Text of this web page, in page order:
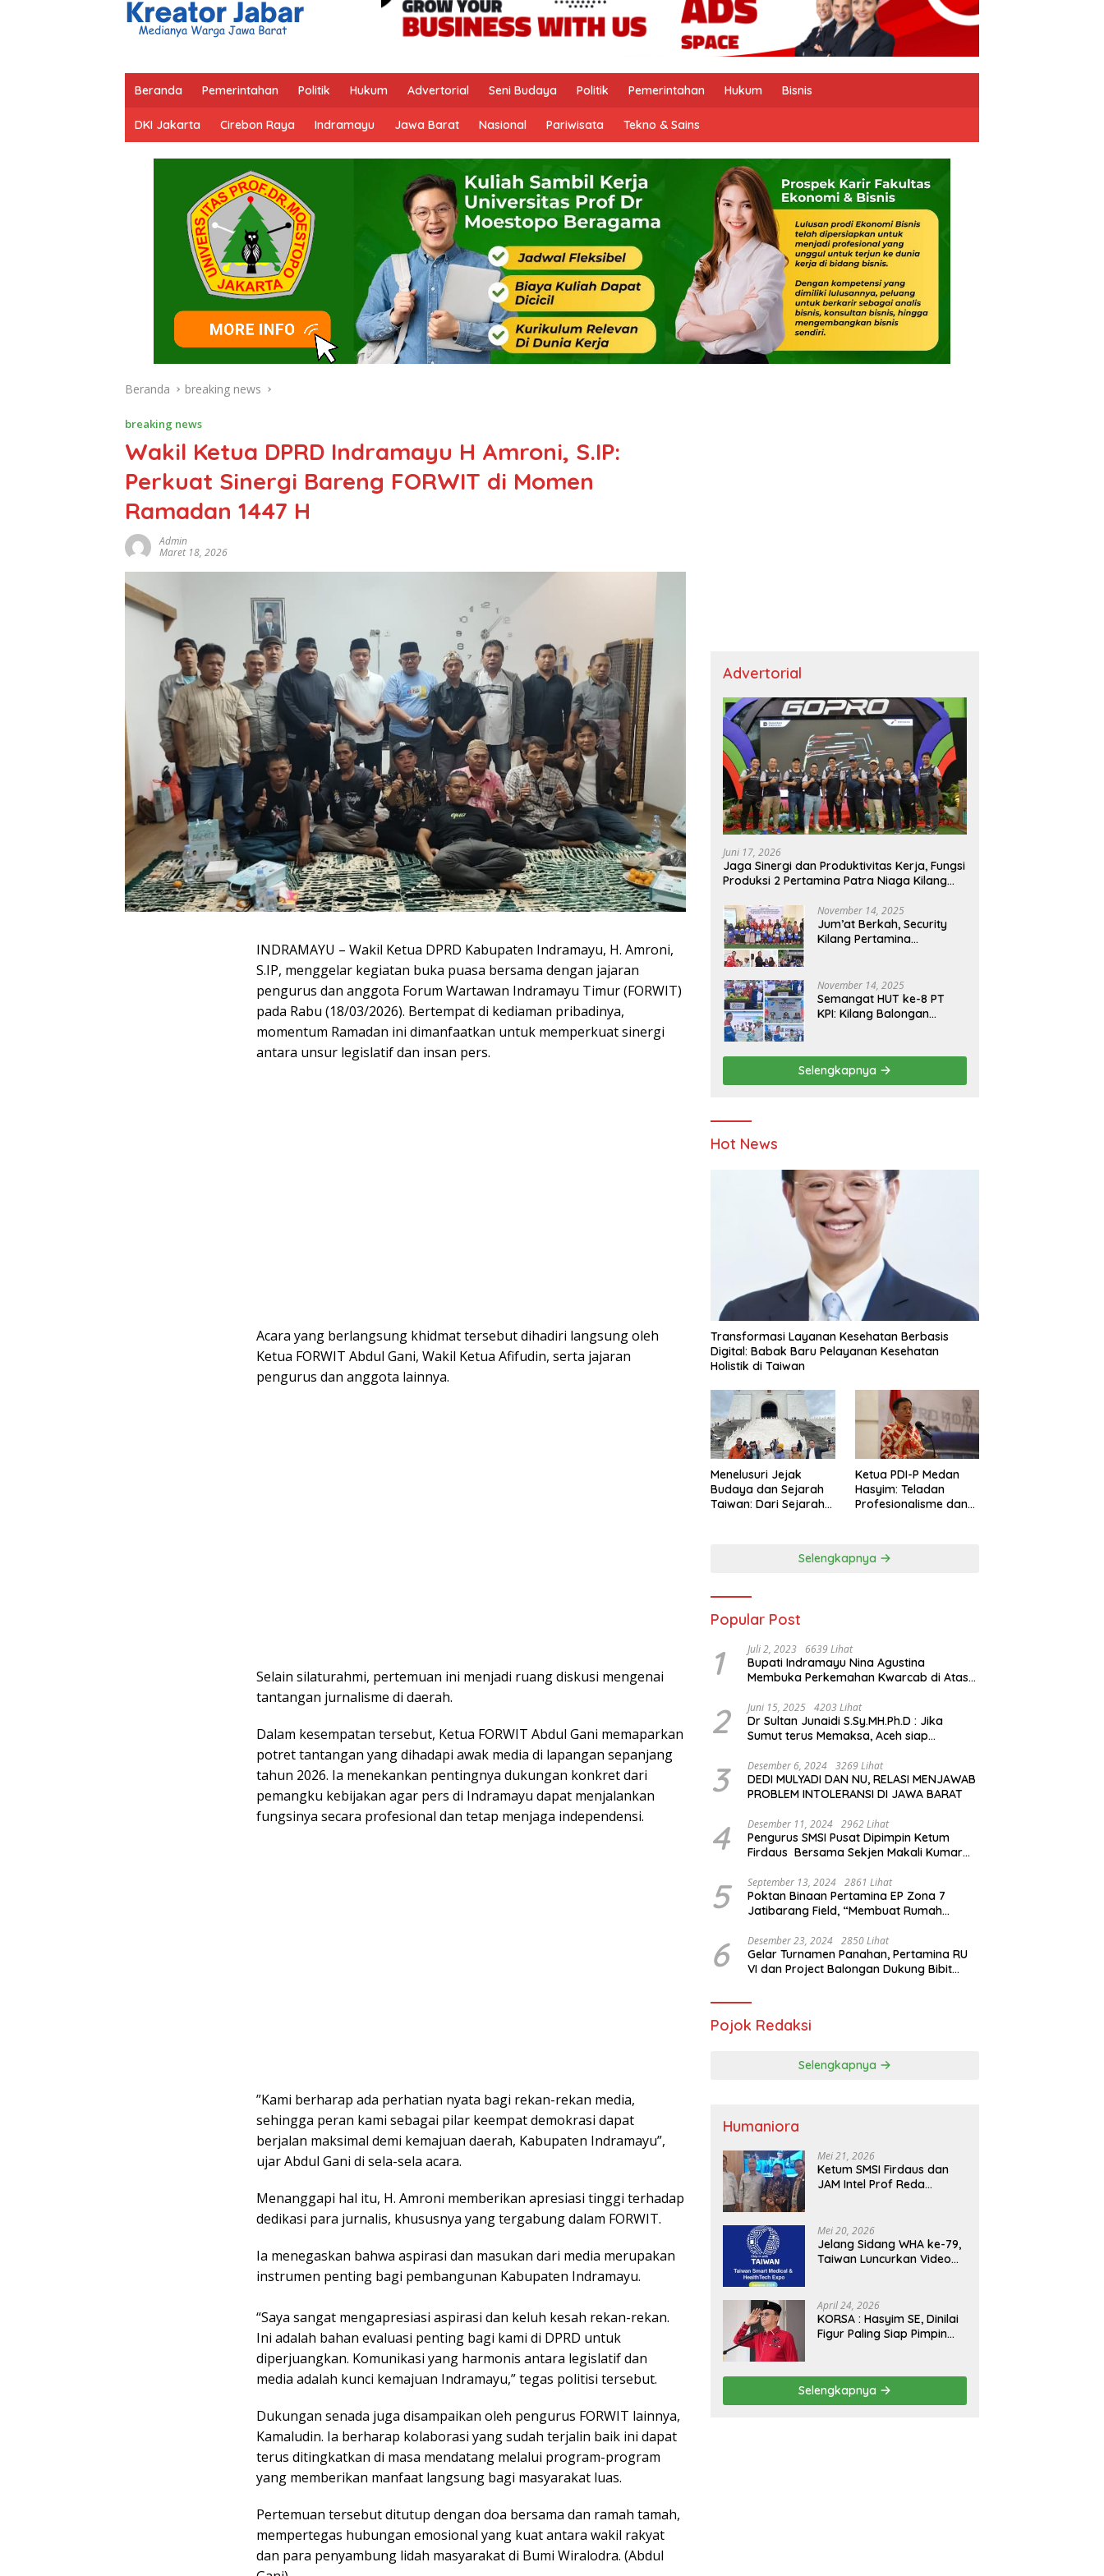
Beranda Pemerintahan Politik Hukum Advertorial Seni Budaya Politik Pemerintahan Hukum Bisnis
DKI Jakarta Cirebon Raya Indramayu Jawa Barat Nasional Pariwisata Tekno & Sains
Beranda breaking news
breaking news
Wakil Ketua DPRD Indramayu H Amroni, S.IP:
Perkuat Sinergi Bareng FORWIT di Momen
Ramadan 1447 H
Admin
Maret 18, 2026
INDRAMAYU – Wakil Ketua DPRD Kabupaten Indramayu, H. Amroni,
S.IP, menggelar kegiatan buka puasa bersama dengan jajaran
pengurus dan anggota Forum Wartawan Indramayu Timur (FORWIT)
pada Rabu (18/03/2026). Bertempat di kediaman pribadinya,
momentum Ramadan ini dimanfaatkan untuk memperkuat sinergi
antara unsur legislatif dan insan pers.
​Acara yang berlangsung khidmat tersebut dihadiri langsung oleh
Ketua FORWIT Abdul Gani, Wakil Ketua Afifudin, serta jajaran
pengurus dan anggota lainnya.
Selain silaturahmi, pertemuan ini menjadi ruang diskusi mengenai
tantangan jurnalisme di daerah.
​Dalam kesempatan tersebut, Ketua FORWIT Abdul Gani memaparkan
potret tantangan yang dihadapi awak media di lapangan sepanjang
tahun 2026. Ia menekankan pentingnya dukungan konkret dari
pemangku kebijakan agar pers di Indramayu dapat menjalankan
fungsinya secara profesional dan tetap menjaga independensi.
​”Kami berharap ada perhatian nyata bagi rekan-rekan media,
sehingga peran kami sebagai pilar keempat demokrasi dapat
berjalan maksimal demi kemajuan daerah, Kabupaten Indramayu”,
ujar Abdul Gani di sela-sela acara.
​Menanggapi hal itu, H. Amroni memberikan apresiasi tinggi terhadap
dedikasi para jurnalis, khususnya yang tergabung dalam FORWIT.
Ia menegaskan bahwa aspirasi dan masukan dari media merupakan
instrumen penting bagi pembangunan Kabupaten Indramayu.
“Saya sangat mengapresiasi aspirasi dan keluh kesah rekan-rekan.
Ini adalah bahan evaluasi penting bagi kami di DPRD untuk
diperjuangkan. Komunikasi yang harmonis antara legislatif dan
media adalah kunci kemajuan Indramayu,” tegas politisi tersebut.
​Dukungan senada juga disampaikan oleh pengurus FORWIT lainnya,
Kamaludin. Ia berharap kolaborasi yang sudah terjalin baik ini dapat
terus ditingkatkan di masa mendatang melalui program-program
yang memberikan manfaat langsung bagi masyarakat luas.
​Pertemuan tersebut ditutup dengan doa bersama dan ramah tamah,
mempertegas hubungan emosional yang kuat antara wakil rakyat
dan para penyambung lidah masyarakat di Bumi Wiralodra. (Abdul
Advertorial
Juni 17, 2026
Jaga Sinergi dan Produktivitas Kerja, Fungsi
Produksi 2 Pertamina Patra Niaga Kilang
November 14, 2025
Jum’at Berkah, Security
Kilang Pertamina
November 14, 2025
Semangat HUT ke-8 PT
KPI: Kilang Balongan
Berbagi Bersama
Penyandang Disabilitas
dan Yayasan Pendidikan
Selengkapnya
Hot News
Transformasi Layanan Kesehatan Berbasis
Digital: Babak Baru Pelayanan Kesehatan
Holistik di Taiwan
Menelusuri Jejak
Budaya dan Sejarah
Taiwan: Dari Sejarah
Sejarah Chiang Kai-
Ketua PDI-P Medan
Hasyim: Teladan
Profesionalisme dan
Selengkapnya
Popular Post
1 Juli 2, 2023 6639 Lihat
Bupati Indramayu Nina Agustina
Membuka Perkemahan Kwarcab di Atas
2 Juni 15, 2025 4203 Lihat
Dr Sultan Junaidi S.Sy.MH.Ph.D : Jika
Sumut terus Memaksa, Aceh siap
Internasional
3 Desember 6, 2024 3269 Lihat
DEDI MULYADI DAN NU, RELASI MENJAWAB
PROBLEM INTOLERANSI DI JAWA BARAT
4 Desember 11, 2024 2962 Lihat
Pengurus SMSI Pusat Dipimpin Ketum
Firdaus Bersama Sekjen Makali Kumar
Yusuf
5 September 13, 2024 2861 Lihat
Poktan Binaan Pertamina EP Zona 7
Jatibarang Field, “Membuat Rumah
Tikus
6 Desember 23, 2024 2850 Lihat
Gelar Turnamen Panahan, Pertamina RU
VI dan Project Balongan Dukung Bibit
Pojok Redaksi
Selengkapnya
Humaniora
Mei 21, 2026
Ketum SMSI Firdaus dan
JAM Intel Prof Reda
SMSI Sukseskan Jaga
Desa dan Jaga Dapur
MBG, Perkuat Pengawasan
Mei 20, 2026
Jelang Sidang WHA ke-79,
Taiwan Luncurkan Video
Inovasi Kesehatan Global
April 24, 2026
KORSA : Hasyim SE, Dinilai
Figur Paling Siap Pimpin
Selengkapnya